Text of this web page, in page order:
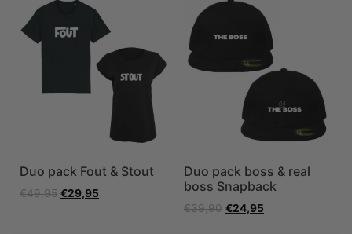
Duo pack Fout & Stout
€49,95 €29,95
Duo pack boss & real
boss Snapback
€39,90 €24,95